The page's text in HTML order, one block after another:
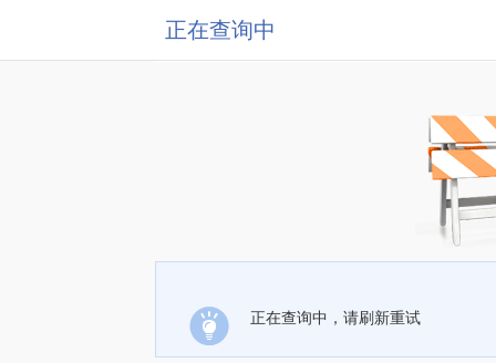
正在查询中
正在查询中，请刷新重试